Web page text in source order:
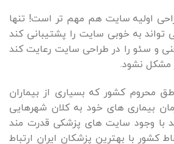
اولیه سایت هم مهم تر است! تنها
به خوبی سایت را پشتیبانی کند
و سئو را در طراحی سایت رعایت کند
مشکل نشود.
محروم کشور که بسیاری از بیماران
بیماری های خود به کلان شهرهایی
با وجود سایت های پزشکی قدرت مند
کشور با بهترین پزشکان ایران ارتباط